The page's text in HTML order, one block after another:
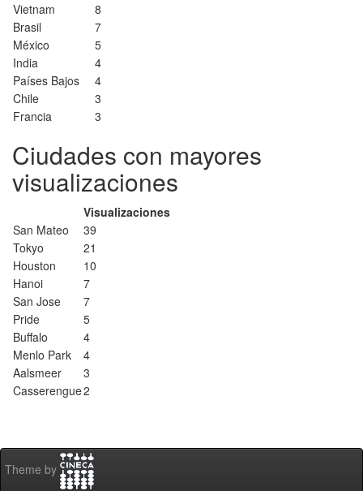
Vietnam
8
Brasil
7
México
5
India
4
Países Bajos
4
Chile
3
Francia
3
Ciudades con mayores
visualizaciones
Visualizaciones
San Mateo
39
Tokyo
21
Houston
10
Hanoi
7
San Jose
7
Pride
5
Buffalo
4
Menlo Park
4
Aalsmeer
3
Casserengue2
Theme by